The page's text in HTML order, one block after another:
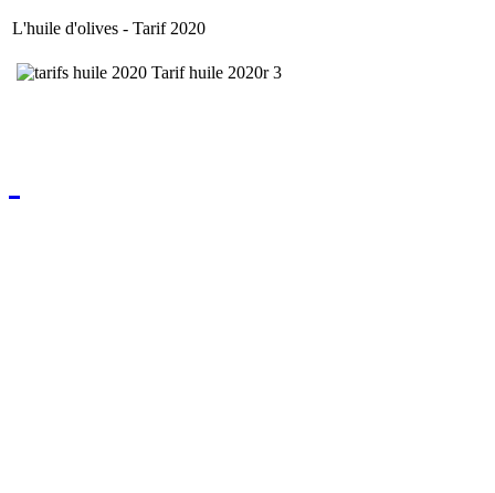
L'huile d'olives - Tarif 2020